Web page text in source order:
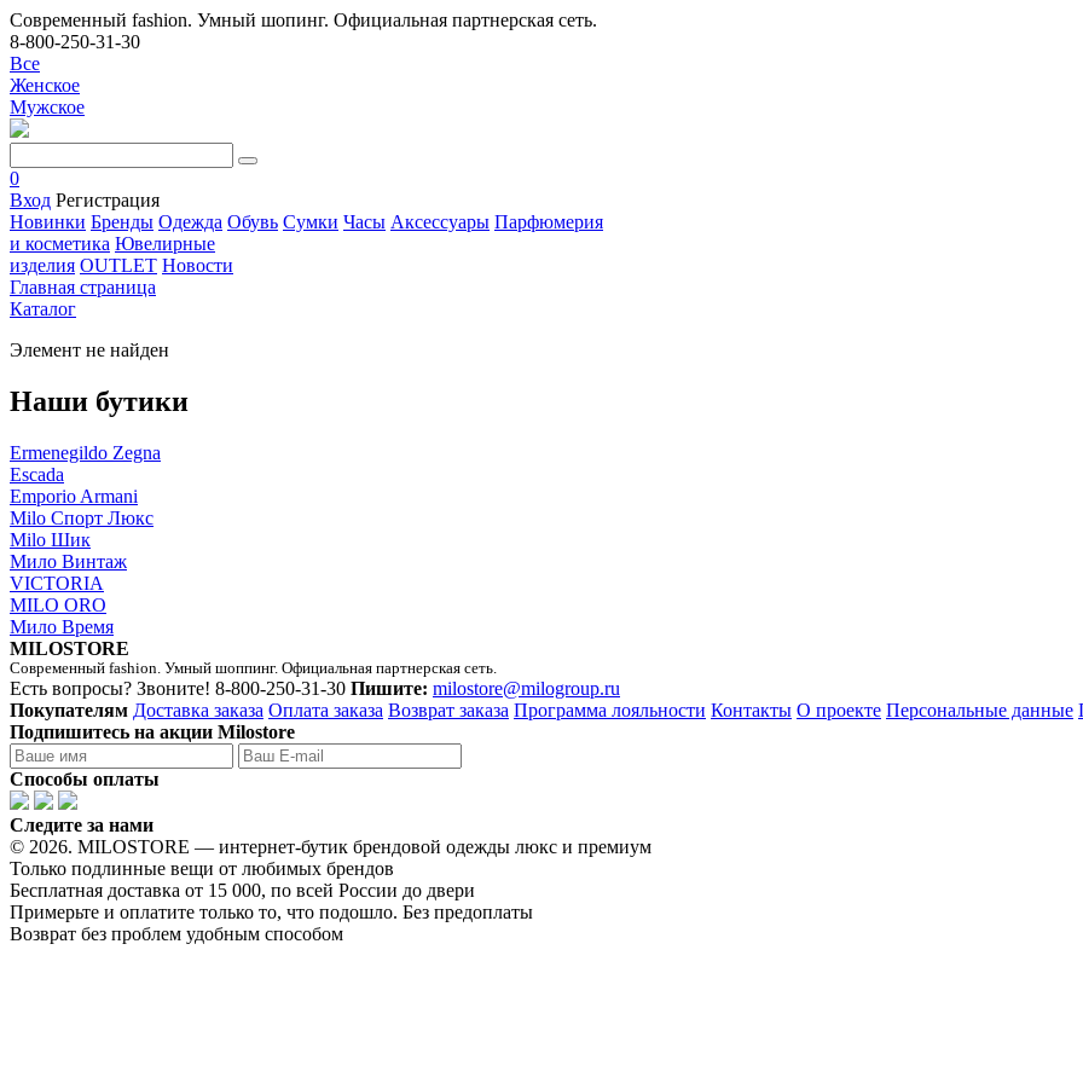
Современный fashion. Умный шопинг. Официальная партнерская сеть.
8-800-250-31-30
Все
Женское
Мужское
0
Вход Регистрация
Новинки Бренды Одежда Обувь Сумки Часы Аксессуары Парфюмерия
и косметика Ювелирные
изделия OUTLET Новости
Главная страница
Каталог
Элемент не найден
Наши бутики
Ermenegildo Zegna
Escada
Emporio Armani
Milo Спорт Люкс
Milo Шик
Мило Винтаж
VICTORIA
MILO ORO
Мило Время
MILOSTORE
Современный fashion. Умный шоппинг. Официальная партнерская сеть.
Есть вопросы? Звоните! 8-800-250-31-30 Пишите: milostore@milogroup.ru
Покупателям Доставка заказа Оплата заказа Возврат заказа Программа лояльности Контакты О проекте Персональные данные
Подпишитесь на акции Milostore
Способы оплаты
Следите за нами
© 2026. MILOSTORE — интернет-бутик брендовой одежды люкс и премиум
Только подлинные вещи от любимых брендов
Бесплатная доставка от 15 000, по всей России до двери
Примерьте и оплатите только то, что подошло. Без предоплаты
Возврат без проблем удобным способом